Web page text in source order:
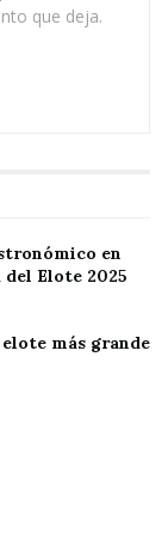
estarán
a las
UAN), en
O también
que deja.
en
Elote 2025
más grande